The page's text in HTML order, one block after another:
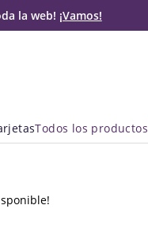
la web! ¡Vamos!
Todos los productos